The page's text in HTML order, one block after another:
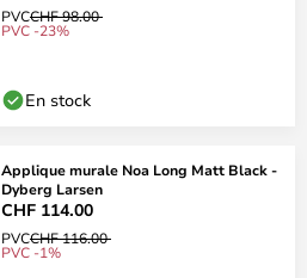
PVCCHF 98.00
PVC -23%
En stock
Applique murale Noa Long Matt Black -
Dyberg Larsen
CHF 114.00
PVCCHF 116.00
PVC -1%